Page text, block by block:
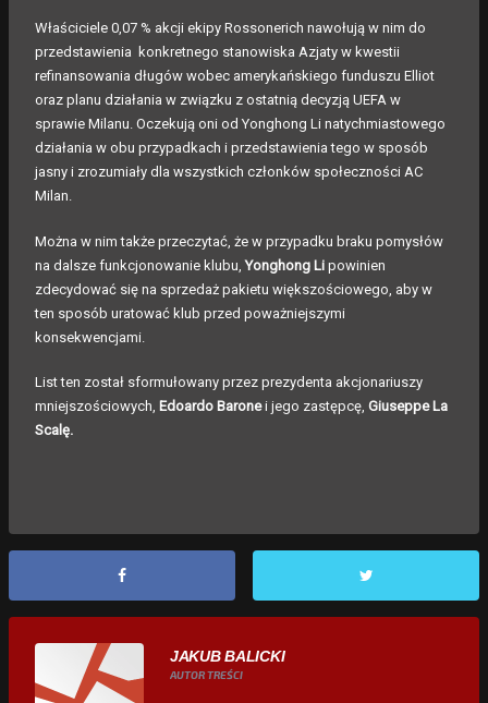
Właściciele 0,07 % akcji ekipy Rossonerich nawołują w nim do
przedstawienia konkretnego stanowiska Azjaty w kwestii
refinansowania długów wobec amerykańskiego funduszu Elliot
oraz planu działania w związku z ostatnią decyzją UEFA w
sprawie Milanu. Oczekują oni od Yonghong Li natychmiastowego
działania w obu przypadkach i przedstawienia tego w sposób
jasny i zrozumiały dla wszystkich członków społeczności AC
Milan.
Można w nim także przeczytać, że w przypadku braku pomysłów
na dalsze funkcjonowanie klubu,Yonghong Li powinien
zdecydować się na sprzedaż pakietu większościowego, aby w
ten sposób uratować klub przed poważniejszymi
konsekwencjami.
List ten został sformułowany przez prezydenta akcjonariuszy
mniejszościowych, Edoardo Baronei jego zastępcę, Giuseppe La
Scalę.
JAKUB BALICKI
AUTOR TREŚCI